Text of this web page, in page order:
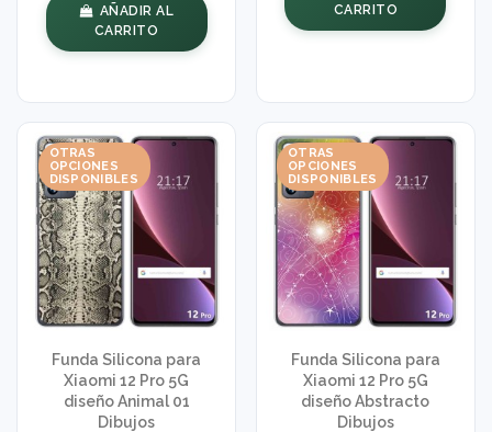
AÑADIR AL
CARRITO
CARRITO
OTRAS
OPCIONES
DISPONIBLES
Funda Silicona para
Xiaomi 12 Pro 5G
diseño Animal 01
Dibujos
OTRAS
OPCIONES
DISPONIBLES
Funda Silicona para
Xiaomi 12 Pro 5G
diseño Abstracto
Dibujos